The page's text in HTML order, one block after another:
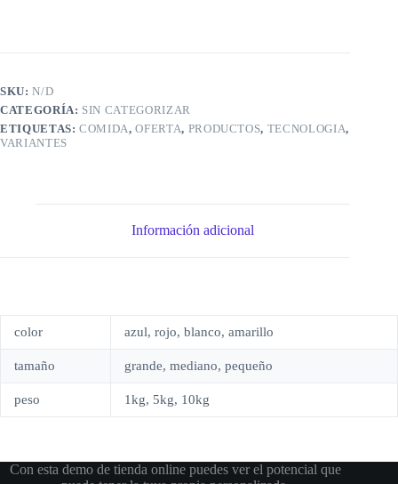
SKU:N/D
CATEGORÍA: SIN CATEGORIZAR
ETIQUETAS:COMIDA,OFERTA, PRODUCTOS, TECNOLOGIA,
VARIANTES
Información adicional
color azul, rojo, blanco, amarillo
tamaño grande, mediano, pequeño
peso 1kg, 5kg, 10kg
Con esta demo de tienda online puedes ver el potencial que